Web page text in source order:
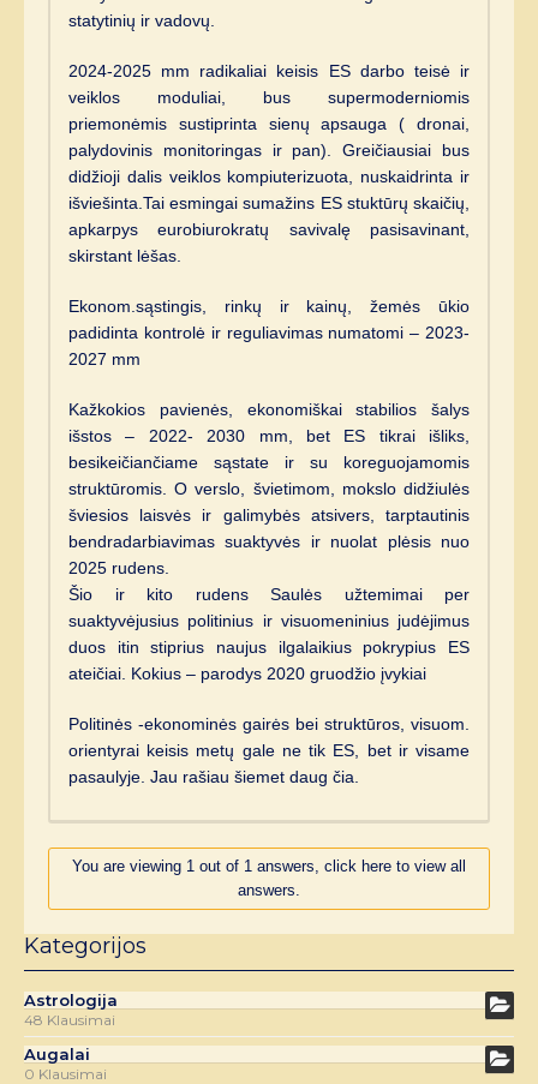
statytinių ir vadovų.
2024-2025 mm radikaliai keisis ES darbo teisė ir
veiklos moduliai, bus supermoderniomis
priemonėmis sustiprinta sienų apsauga ( dronai,
palydovinis monitoringas ir pan). Greičiausiai bus
didžioji dalis veiklos kompiuterizuota, nuskaidrinta ir
išviešinta.Tai esmingai sumažins ES stuktūrų skaičių,
apkarpys eurobiurokratų savivalę pasisavinant,
skirstant lėšas.
Ekonom.sąstingis, rinkų ir kainų, žemės ūkio
padidinta kontrolė ir reguliavimas numatomi – 2023-
2027 mm
Kažkokios pavienės, ekonomiškai stabilios šalys
išstos – 2022- 2030 mm, bet ES tikrai išliks,
besikeičiančiame sąstate ir su koreguojamomis
struktūromis. O verslo, švietimom, mokslo didžiulės
šviesios laisvės ir galimybės atsivers, tarptautinis
bendradarbiavimas suaktyvės ir nuolat plėsis nuo
2025 rudens.
Šio ir kito rudens Saulės užtemimai per
suaktyvėjusius politinius ir visuomeninius judėjimus
duos itin stiprius naujus ilgalaikius pokrypius ES
ateičiai. Kokius – parodys 2020 gruodžio įvykiai
Politinės -ekonominės gairės bei struktūros, visuom.
orientyrai keisis metų gale ne tik ES, bet ir visame
pasaulyje. Jau rašiau šiemet daug čia.
You are viewing 1 out of 1 answers, click here to view all
answers.
Kategorijos
Astrologija
48 Klausimai
Augalai
0 Klausimai